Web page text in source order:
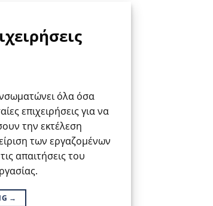
όλα όσα
επιχειρήσεις για να
την εκτέλεση
των εργαζομένων
απαιτήσεις του
→